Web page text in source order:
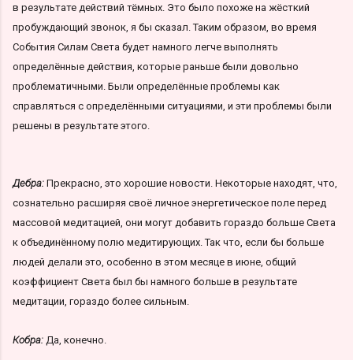
в результате действий тёмных. Это было похоже на жёсткий
пробуждающий звонок, я бы сказал. Таким образом, во время
События Силам Света будет намного легче выполнять
определённые действия, которые раньше были довольно
проблематичными. Были определённые проблемы как
справляться с определёнными ситуациями, и эти проблемы были
решены в результате этого.
Дебра: Прекрасно, это хорошие новости. Некоторые находят, что,
сознательно расширяя своё личное энергетическое поле перед
массовой медитацией, они могут добавить гораздо больше Света
к объединённому полю медитирующих. Так что, если бы больше
людей делали это, особенно в этом месяце в июне, общий
коэффициент Света был бы намного больше в результате
медитации, гораздо более сильным.
Кобра: Да, конечно.